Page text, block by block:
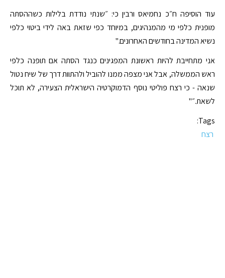
עוד הוסיפה ח״כ נחמיאס ורבין כי: ״שנתי נודדת בלילות כשההסתה
מופנית כלפי מי מהמנהיגים, במיוחד כפי שזאת באה לידי ביטוי כלפי
נשיא המדינה בחודשים האחרונים."
אני מתחייבת להיות ראשונת המפגינים כנגד הסתה אם תופנה כלפי
ראש הממשלה, אבל אני מצפה ממנו להוביל ולהתוות דרך של שיח נטול
שנאה - כי רצח פוליטי נוסף הדמוקרטיה הישראלית הצעירה, לא תוכל
לשאת.״"
Tags:
רצח